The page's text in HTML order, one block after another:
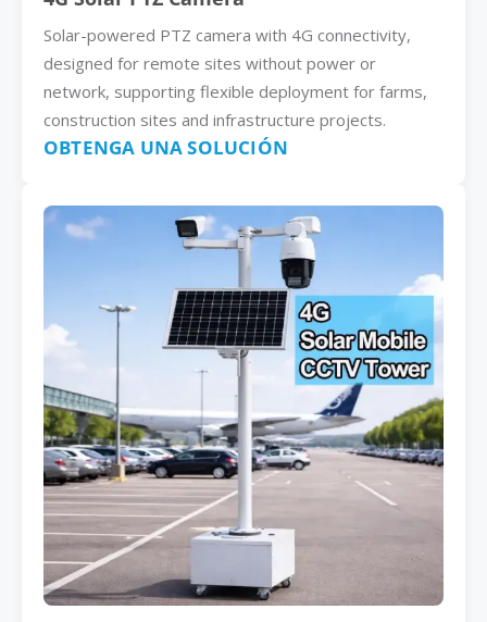
Solar-powered PTZ camera with 4G connectivity,
designed for remote sites without power or
network, supporting flexible deployment for farms,
construction sites and infrastructure projects.
OBTENGA UNA SOLUCIÓN